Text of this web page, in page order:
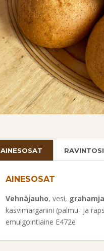
AINESOSAT
AINESOSAT
Vehnäjauho, vesi,
kasvimargariini (palmu- ja
emulgointiaine E472e